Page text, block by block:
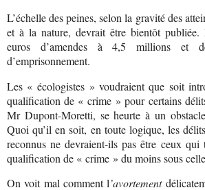
L’échelle des peines, selon la gravité des
et à la nature, devrait être bientôt
euros d’amendes à 4,5 millions
d’emprisonnement.
Les « écologistes » voudraient que soit
qualification de « crime » pour certains
Mr Dupont-Moretti, se heurte à un
Quoi qu’il en soit, en toute logique, les
reconnus ne devraient-ils pas être ceux qui
qualification de « crime » du moins sous
On voit mal comment l’avortement